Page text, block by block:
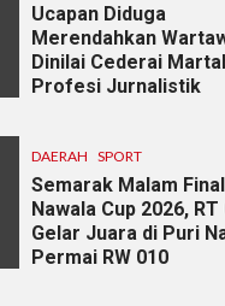
Ucapan Diduga
Merendahkan
Dinilai Cederai
Profesi Jurnalistik
DAERAH SPORT
Semarak Malam
Nawala Cup 2026, RT
Gelar Juara di Puri
Permai RW 010